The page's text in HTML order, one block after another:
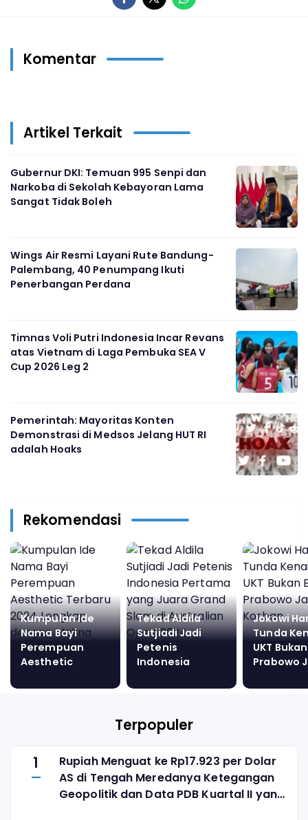
Komentar
Artikel Terkait
Gubernur DKI: Temuan 995 Senpi dan
Narkoba di Sekolah Kebayoran Lama
Sangat Tidak Boleh
Wings Air Resmi Layani Rute Bandung-
Palembang, 40 Penumpang Ikuti
Penerbangan Perdana
Timnas Voli Putri Indonesia Incar Revans
atas Vietnam di Laga Pembuka SEA V
Cup 2026 Leg 2
Pemerintah: Mayoritas Konten
Demonstrasi di Medsos Jelang HUT RI
adalah Hoaks
Rekomendasi
Kumpulan Ide
Nama Bayi
Perempuan
Aesthetic
Lengkap dengan
Tekad Aldila
Sutjiadi Jadi
Petenis
Indonesia
Juara Grand
Australian Open
2024
Jokowi
Tunda
UKT
Prabowo
Terpopuler
1
Rupiah Menguat ke Rp17.923 per Dolar
AS di Tengah Meredanya Ketegangan
Geopolitik dan Data PDB Kuartal II yang